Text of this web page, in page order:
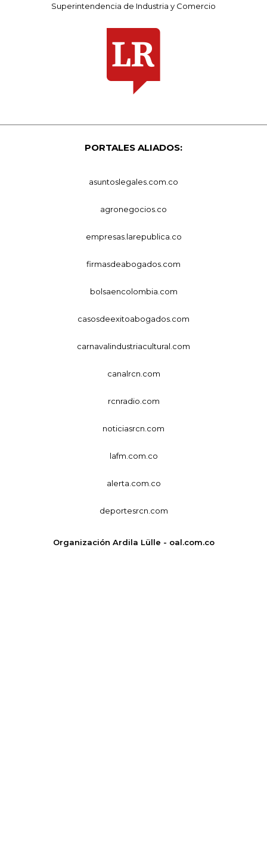
Superintendencia de Industria y Comercio
PORTALES ALIADOS:
asuntoslegales.com.co
agronegocios.co
empresas.larepublica.co
firmasdeabogados.com
bolsaencolombia.com
casosdeexitoabogados.com
carnavalindustriacultural.com
canalrcn.com
rcnradio.com
noticiasrcn.com
lafm.com.co
alerta.com.co
deportesrcn.com
Organización Ardila Lülle - oal.com.co